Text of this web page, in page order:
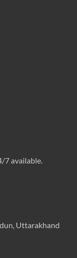
7 available.
Uttarakhand